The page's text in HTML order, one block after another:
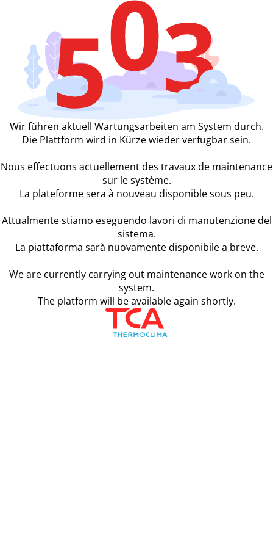
Wir führen aktuell Wartungsarbeiten am System durch.
Die Plattform wird in Kürze wieder verfügbar sein.
Nous effectuons actuellement des travaux de maintenance
sur le système.
La plateforme sera à nouveau disponible sous peu.
Attualmente stiamo eseguendo lavori di manutenzione del
sistema.
La piattaforma sarà nuovamente disponibile a breve.
We are currently carrying out maintenance work on the
system.
The platform will be available again shortly.